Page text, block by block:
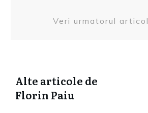
Veri urmatorul articol
Alte articole de
Florin Paiu